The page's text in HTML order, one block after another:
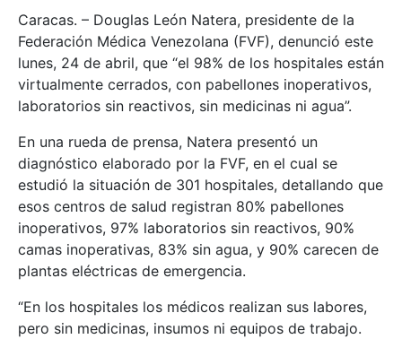
Caracas. – Douglas León Natera, presidente de la
Federación Médica Venezolana (FVF), denunció este
lunes, 24 de abril, que “el 98% de los hospitales están
virtualmente cerrados, con pabellones inoperativos,
laboratorios sin reactivos, sin medicinas ni agua”.
En una rueda de prensa, Natera presentó un
diagnóstico elaborado por la FVF, en el cual se
estudió la situación de 301 hospitales, detallando que
esos centros de salud registran 80% pabellones
inoperativos, 97% laboratorios sin reactivos, 90%
camas inoperativas, 83% sin agua, y 90% carecen de
plantas eléctricas de emergencia.
“En los hospitales los médicos realizan sus labores,
pero sin medicinas, insumos ni equipos de trabajo.